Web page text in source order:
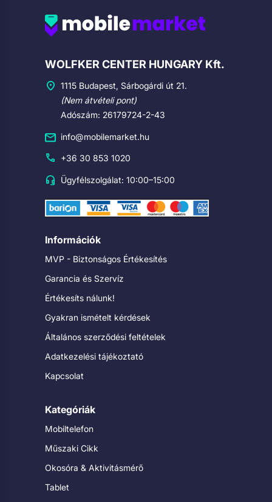
Cégadatok
WOLFKER CENTER HUNGARY Kft.
1115 Budapest, Sárbogárdi út 21.
(Nem átvételi pont)
Adószám: 26179724-2-43
info@mobilemarket.hu
+36 30 853 1020
Ügyfélszolgálat: 10:00–15:00
Információk
MVP - Biztonságos Értékesítés
Garancia és Szervíz
Értékesíts nálunk!
Gyakran ismételt kérdések
Általános szerződési feltételek
Adatkezelési tájékoztató
Kapcsolat
Kategóriák
Mobiltelefon
Műszaki Cikk
Okosóra & Aktivitásmérő
Tablet